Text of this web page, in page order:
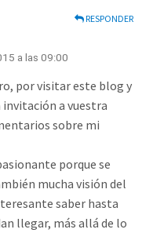
RESPONDER
a las 09:00
por visitar este blog y
a vuestra
sobre mi
porque se
mucha visión del
saber hasta
llegar, más allá de lo